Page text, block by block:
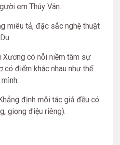
em Thúy Vân.
miêu tả, đặc sắc nghệ thuật
Xương có nỗi niềm tâm sự
có điểm khác nhau như thế
định mỗi tác giả đều có
giọng điệu riêng).